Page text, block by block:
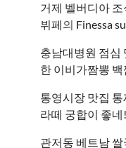
거제 벨버디아
뷔페의 ​Finessa
충남대병원 점심
한 이비가짬뽕
통영시장 맛집
라떼 궁합이 좋네!
관저동 베트남